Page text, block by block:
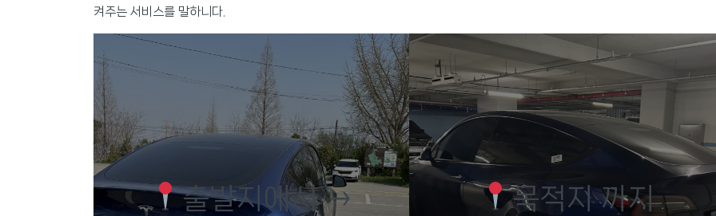
켜주는 서비스를 말하니다.
출발지에서 → 목적지 까지